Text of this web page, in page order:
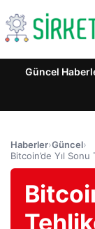
Güncel
Haberler›Güncel›
Bitcoin’de Yıl